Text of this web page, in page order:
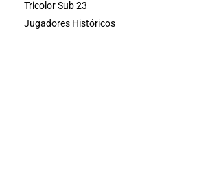
Tricolor Sub 23
Jugadores Históricos